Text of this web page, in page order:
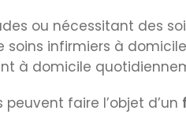
ou nécessitant des
infirmiers à
à domicile
faire l’objet d’un